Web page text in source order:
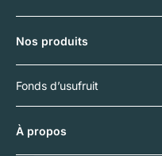
Nos produits
Fonds d’usufruit
À propos